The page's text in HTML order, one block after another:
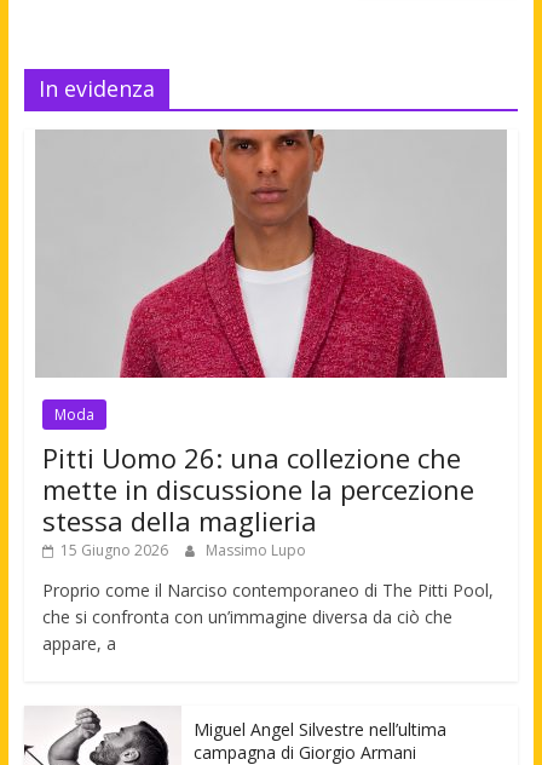
In evidenza
Moda
Pitti Uomo 26: una collezione che
mette in discussione la percezione
stessa della maglieria
15 Giugno 2026 Massimo Lupo
Proprio come il Narciso contemporaneo di The Pitti Pool,
che si confronta con un’immagine diversa da ciò che
appare, a
Miguel Angel Silvestre nell’ultima
campagna di Giorgio Armani